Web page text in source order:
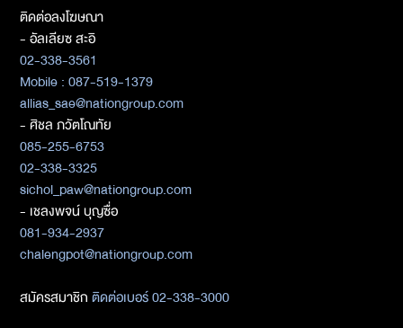
ติดต่อลงโฆษณา
- อัลเลียซ สะอิ
02-338-3561
Mobile : 087-519-1379
allias_sae@nationgroup.com
- ศิชล ภวัตโณทัย
085-255-6753
02-338-3325
sichol_paw@nationgroup.com
- เชลงพจน์ บุญซื่อ
081-934-2937
chalengpot@nationgroup.com
สมัครสมาชิกติดต่อเบอร์ 02-338-3000